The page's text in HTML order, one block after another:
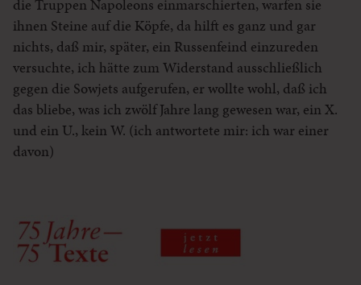
die Truppen Napoleons einmarschierten, warfen sie
ihnen Steine auf die Köpfe, da hilft es ganz und gar
nichts, daß mir, später, ein Russenfeind einzureden
versuchte, ich hätte zum Widerstand ausschließlich
gegen die Sowjets aufgerufen, er wollte wohl, daß ich
das bliebe, was ich zwölf Jahre lang gewesen war, ein X.
und ein U., kein W. (ich antwortete mir: ich war einer
davon)